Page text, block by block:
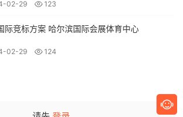
02-29 123
际竞标方案 哈尔滨国际会展体育中心
02-29 124